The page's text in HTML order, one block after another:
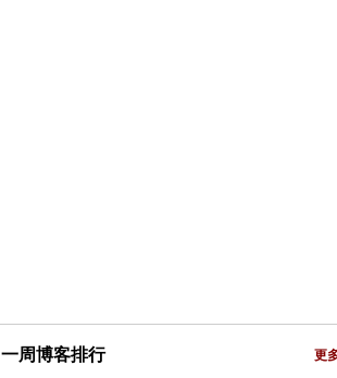
一周博客排行 更